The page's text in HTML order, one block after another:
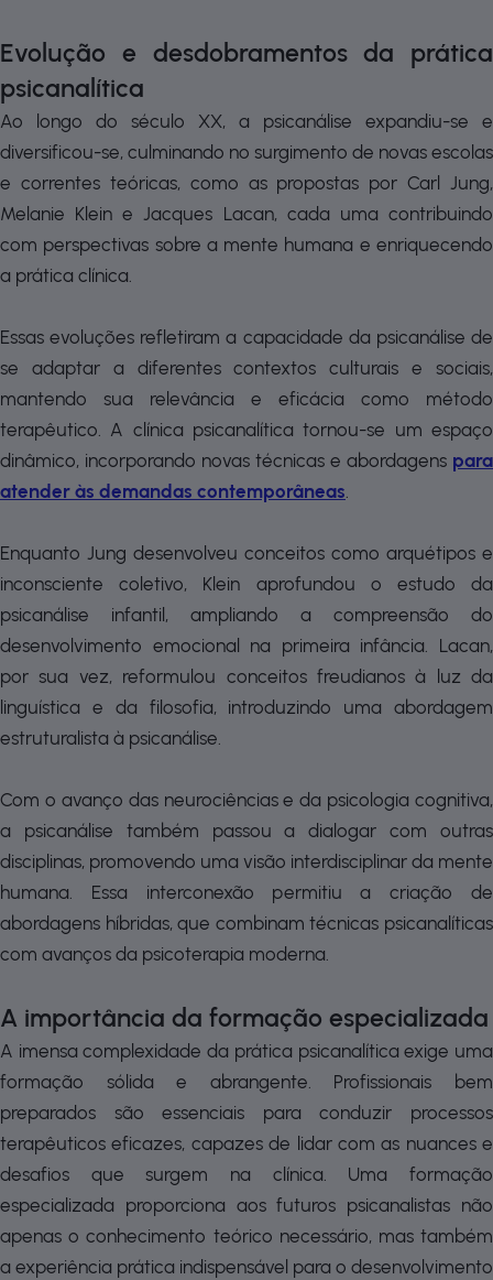
Evolução e desdobramentos da prática
psicanalítica
Ao longo do século XX, a psicanálise expandiu-se e
diversificou-se, culminando no surgimento de novas escolas
e correntes teóricas, como as propostas por Carl Jung,
Melanie Klein e Jacques Lacan, cada uma contribuindo
com perspectivas sobre a mente humana e enriquecendo
a prática clínica.
Essas evoluções refletiram a capacidade da psicanálise de
se adaptar a diferentes contextos culturais e sociais,
mantendo sua relevância e eficácia como método
terapêutico. A clínica psicanalítica tornou-se um espaço
dinâmico, incorporando novas técnicas e abordagens para
atender às demandas contemporâneas.
Enquanto Jung desenvolveu conceitos como arquétipos e
inconsciente coletivo, Klein aprofundou o estudo da
psicanálise infantil, ampliando a compreensão do
desenvolvimento emocional na primeira infância. Lacan,
por sua vez, reformulou conceitos freudianos à luz da
linguística e da filosofia, introduzindo uma abordagem
estruturalista à psicanálise.
Com o avanço das neurociências e da psicologia cognitiva,
a psicanálise também passou a dialogar com outras
disciplinas, promovendo uma visão interdisciplinar da mente
humana. Essa interconexão permitiu a criação de
abordagens híbridas, que combinam técnicas psicanalíticas
com avanços da psicoterapia moderna.
A importância da formação especializada
A imensa complexidade da prática psicanalítica exige uma
formação sólida e abrangente. Profissionais bem
preparados são essenciais para conduzir processos
terapêuticos eficazes, capazes de lidar com as nuances e
desafios que surgem na clínica. Uma formação
especializada proporciona aos futuros psicanalistas não
apenas o conhecimento teórico necessário, mas também
a experiência prática indispensável para o desenvolvimento